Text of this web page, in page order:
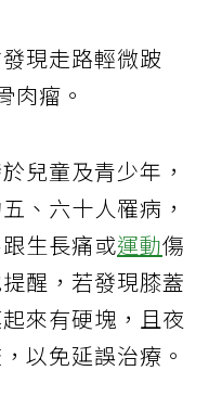
現走路輕微跛
肉瘤。
兒童及青少年，
、六十人罹病，
生長痛或運動傷
醒，若發現膝蓋
來有硬塊，且夜
以免延誤治療。